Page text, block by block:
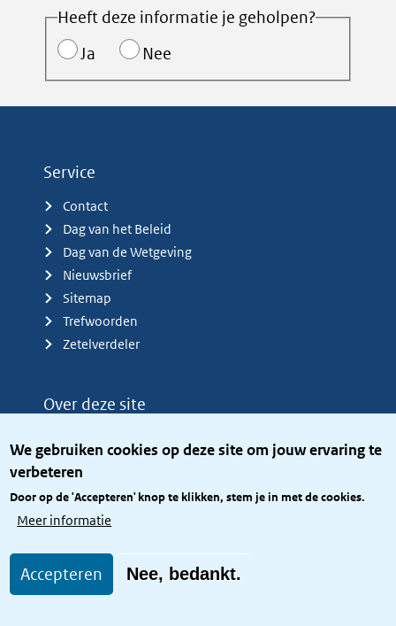
We gebruiken cookies op deze site om jouw ervaring te
verbeteren
Door op de 'Accepteren' knop te klikken, stem je in met de cookies.
Meer informatie
Accepteren Nee, bedankt.
Heeft deze informatie je geholpen?
Ja
Nee
Service
Contact
Dag van het Beleid
Dag van de Wetgeving
Nieuwsbrief
Sitemap
Trefwoorden
Zetelverdeler
Over deze site
Privacy
Toegang site openbaar
Toegankelijkheid